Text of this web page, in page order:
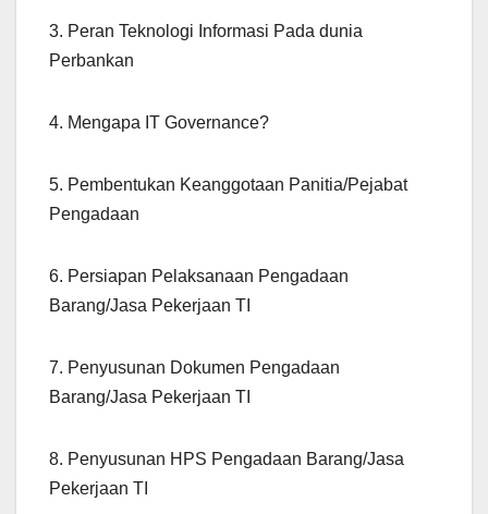
3. Peran Teknologi Informasi Pada dunia
Perbankan
4. Mengapa IT Governance?
5. Pembentukan Keanggotaan Panitia/Pejabat
Pengadaan
6. Persiapan Pelaksanaan Pengadaan
Barang/Jasa Pekerjaan TI
7. Penyusunan Dokumen Pengadaan
Barang/Jasa Pekerjaan TI
8. Penyusunan HPS Pengadaan Barang/Jasa
Pekerjaan TI